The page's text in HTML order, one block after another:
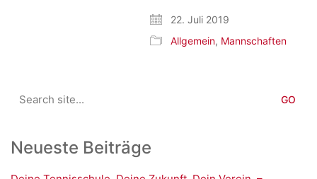
22. Juli 2019
Allgemein, Mannschaften
for:
Neueste Beiträge